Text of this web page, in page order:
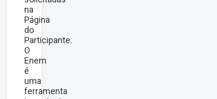
na
Página
do
Participante.
O
Enem
é
uma
ferramenta